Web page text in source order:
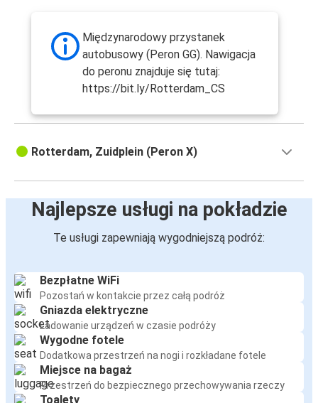
Międzynarodowy przystanek
autobusowy (Peron GG). Nawigacja
do peronu znajduje się tutaj:
https://bit.ly/Rotterdam_CS
Rotterdam, Zuidplein (Peron X)
Najlepsze usługi na pokładzie
Te usługi zapewniają wygodniejszą podróż:
Bezpłatne WiFi
Pozostań w kontakcie przez całą podróż
Gniazda elektryczne
Ładowanie urządzeń w czasie podróży
Wygodne fotele
Dodatkowa przestrzeń na nogi i rozkładane fotele
Miejsce na bagaż
Przestrzeń do bezpiecznego przechowywania rzeczy
Toalety